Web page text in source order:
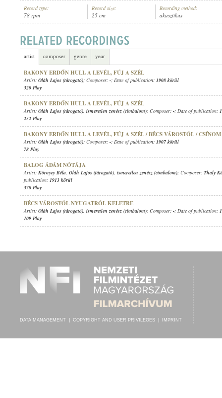
ARTIST: OLÁH LAJOS (TÁROGATÓ),ISMERETLEN ZENÉSZ (CIMBALOM)
Record type:
78 rpm
Record size:
25 cm
Recording method:
akusztikus
artist composer genre year
BAKONY ERDŐN HULL A LEVÉL, FÚJ A SZÉL
Artist: Oláh Lajos (tárogató); Composer: -; Date of publication: 1908 körül
320 Play
BAKONY ERDŐN HULL A LEVÉL, FÚJ A SZÉL
Artist: Oláh Lajos (tárogató), ismeretlen zenész (cimbalom); Composer: -; Date of publication:
252 Play
BAKONY ERDŐN HULL A LEVÉL, FÚJ A SZÉL / BÉCS VÁROSTÓL /
Artist: Oláh Lajos (tárogató); Composer: -; Date of publication: 1907 körül
78 Play
BALOG ÁDÁM NÓTÁJA
Artist: Környey Béla, Oláh Lajos (tárogató), ismeretlen zenész (cimbalom); Composer: Thaly
publication: 1913 körül
370 Play
BÉCS VÁROSTÓL NYUGATRÓL KELETRE
Artist: Oláh Lajos (tárogató), ismeretlen zenész (cimbalom); Composer: -; Date of publication:
109 Play
DATA MANAGEMENT COPYRIGHT AND USER PRIVILEGES IMPRINT